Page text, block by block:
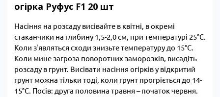
огірка Руфус F1 20 шт
Насіння на розсаду висівайте в квітні, в окремі
стаканчики на глибину 1,5-2,0 см, при температурі 25°С.
Коли з'являться сходи знизьте температуру до 15°С.
Коли мине загроза поворотних заморозків, висадіть
розсаду в грунт. Висівати насіння огірків у відкритий
грунт можна тільки тоді, коли грунт прогріється до 14-
15°С. Посів: друга половина травня – початок червня.